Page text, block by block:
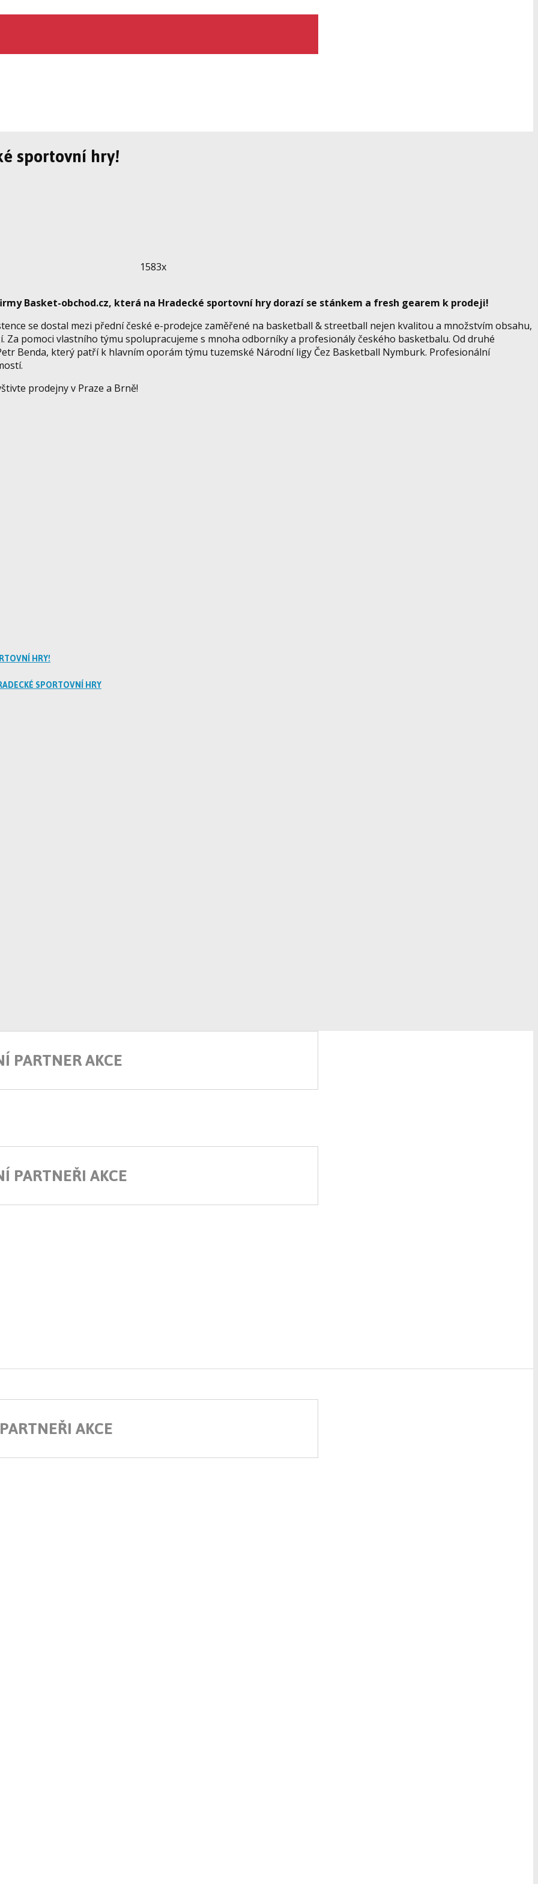
sportovní hry!
1583x
Basket-obchod.cz, která na Hradecké sportovní hry dorazí se stánkem a fresh gearem k prodeji!
se dostal mezi přední české e-prodejce zaměřené na basketball & streetball nejen kvalitou a množstvím obsahu,
pomoci vlastního týmu spolupracujeme s mnoha odborníky a profesionály českého basketbalu. Od druhé
Benda, který patří k hlavním oporám týmu tuzemské Národní ligy Čez Basketball Nymburk. Profesionální
prodejny v Praze a Brně!
HRY!
SPORTOVNÍ HRY
PARTNER AKCE
PARTNEŘI AKCE
AKCE